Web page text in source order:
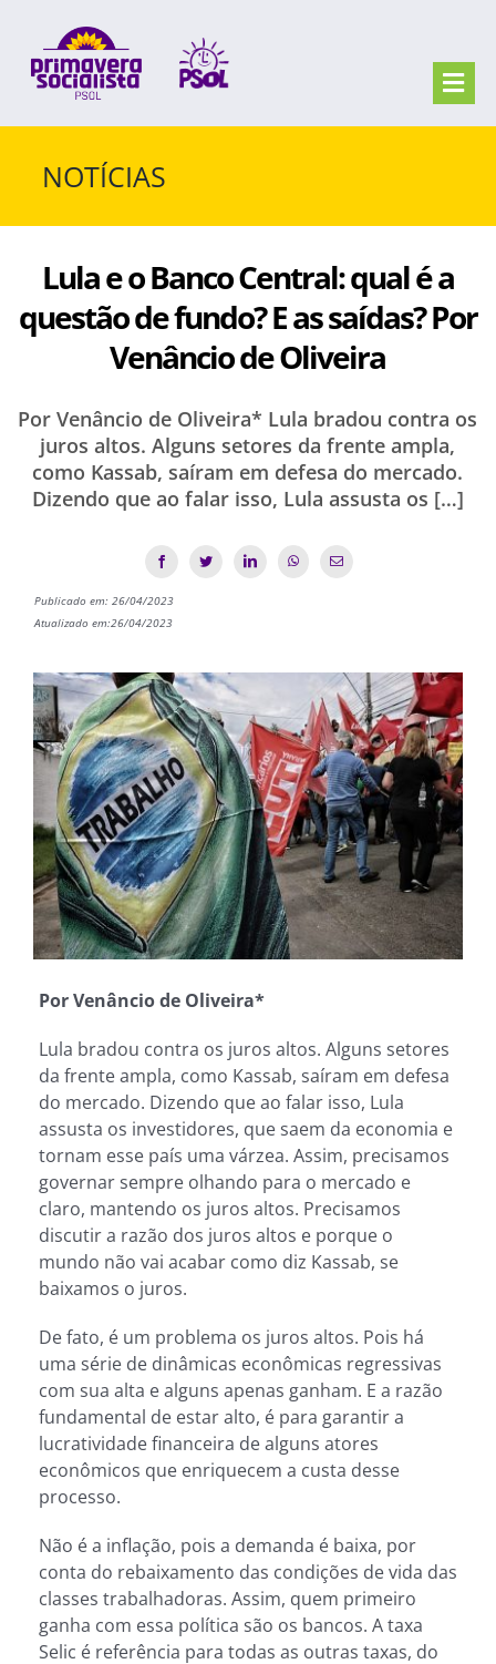
content
FILIE-SE
FAÇA CONTATO
NOTÍCIAS
Lula e o Banco Central: qual é a
questão de fundo? E as saídas? Por
Venâncio de Oliveira
Por Venâncio de Oliveira* Lula bradou contra os
juros altos. Alguns setores da frente ampla,
como Kassab, saíram em defesa do mercado.
Dizendo que ao falar isso, Lula assusta os […]
Publicado em: 26/04/2023
Atualizado em:26/04/2023
Por Venâncio de Oliveira*
Lula bradou contra os juros altos. Alguns setores
da frente ampla, como Kassab, saíram em defesa
do mercado. Dizendo que ao falar isso, Lula
assusta os investidores, que saem da economia e
tornam esse país uma várzea. Assim, precisamos
governar sempre olhando para o mercado e
claro, mantendo os juros altos. Precisamos
discutir a razão dos juros altos e porque o
mundo não vai acabar como diz Kassab, se
baixamos o juros.
De fato, é um problema os juros altos. Pois há
uma série de dinâmicas econômicas regressivas
com sua alta e alguns apenas ganham. E a razão
fundamental de estar alto, é para garantir a
lucratividade financeira de alguns atores
econômicos que enriquecem a custa desse
processo.
Não é a inflação, pois a demanda é baixa, por
conta do rebaixamento das condições de vida das
classes trabalhadoras. Assim, quem primeiro
ganha com essa política são os bancos. A taxa
Selic é referência para todas as outras taxas, do